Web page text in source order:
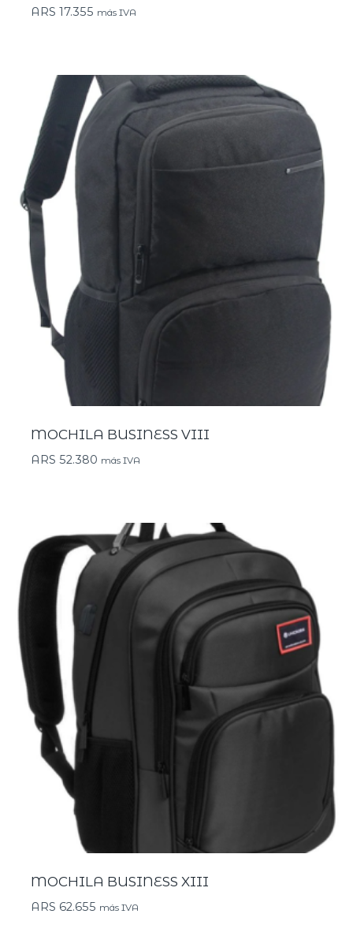
ARS 17.355 más IVA
MOCHILA BUSINESS VIII
ARS 52.380 más IVA
MOCHILA BUSINESS XIII
ARS 62.655 más IVA